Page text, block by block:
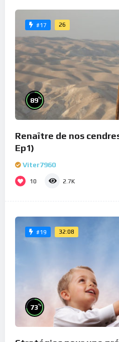
#17 26
89%
Renaître de nos
Ep1)
Viter7960
10 2.7K
#19 32:08
73%